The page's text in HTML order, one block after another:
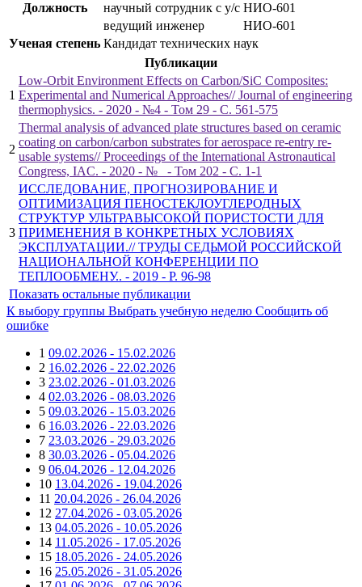
Должность
научный сотрудник с у/с НИО-601
ведущий инженер
НИО-601
Ученая степень Кандидат технических наук
Публикации
1
Low-Orbit Environment Effects on Carbon/SiC Composites:
Experimental and Numerical Approaches// Journal of engineering
thermophysics. - 2020 - №4 - Том 29 - С. 561-575
2
Thermal analysis of advanced plate structures based on ceramic
coating on carbon/carbon substrates for aerospace re-entry re-
usable systems// Proceedings of the International Astronautical
Congress, IAC. - 2020 - №_ - Том 202 - С. 1-1
3
ИССЛЕДОВАНИЕ, ПРОГНОЗИРОВАНИЕ И
ОПТИМИЗАЦИЯ ПЕНОСТЕКЛОУГЛЕРОДНЫХ
СТРУКТУР УЛЬТРАВЫСОКОЙ ПОРИСТОСТИ ДЛЯ
ПРИМЕНЕНИЯ В КОНКРЕТНЫХ УСЛОВИЯХ
ЭКСПЛУАТАЦИИ.// ТРУДЫ СЕДЬМОЙ РОССИЙСКОЙ
НАЦИОНАЛЬНОЙ КОНФЕРЕНЦИИ ПО
ТЕПЛООБМЕНУ.. - 2019 - P. 96-98
Показать остальные публикации
К выбору группы Выбрать учебную неделю Сообщить об
ошибке
1 09.02.2026 - 15.02.2026
2 16.02.2026 - 22.02.2026
3 23.02.2026 - 01.03.2026
4 02.03.2026 - 08.03.2026
5 09.03.2026 - 15.03.2026
6 16.03.2026 - 22.03.2026
7 23.03.2026 - 29.03.2026
8 30.03.2026 - 05.04.2026
9 06.04.2026 - 12.04.2026
10 13.04.2026 - 19.04.2026
11 20.04.2026 - 26.04.2026
12 27.04.2026 - 03.05.2026
13 04.05.2026 - 10.05.2026
14 11.05.2026 - 17.05.2026
15 18.05.2026 - 24.05.2026
16 25.05.2026 - 31.05.2026